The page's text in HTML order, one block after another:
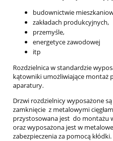
budownictwie
zakładach produkcyjnych,
przemyśle,
energetyce zawodowej
itp
Rozdzielnica w standardzie
kątowniki umożliwiające montaż
aparatury.
Drzwi rozdzielnicy wyposażone
zamknięcie z metalowymi
przystosowana jest do montażu
oraz wyposażona jest w
zabezpieczenia za pomocą kłódki.